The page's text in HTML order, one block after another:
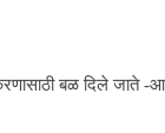
बळ दिले जाते -